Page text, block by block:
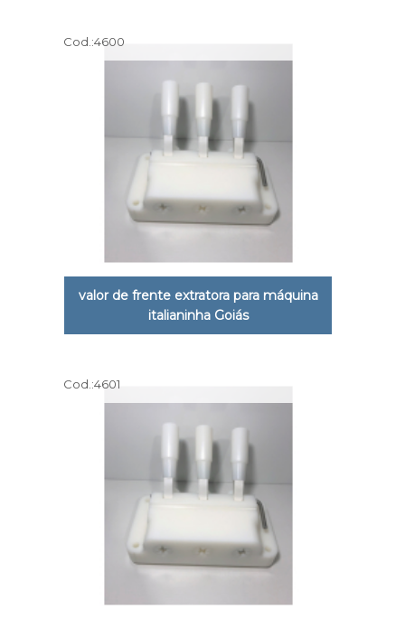
Cod.:4600
valor de frente extratora para máquina
italianinha Goiás
Cod.:4601